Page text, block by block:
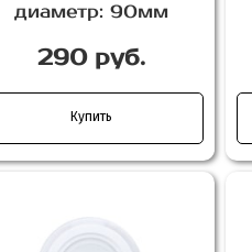
диаметр: 90мм
290 руб.
Купить